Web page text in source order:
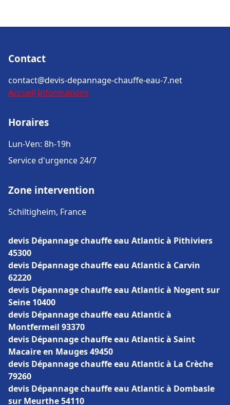
Contact
contact@devis-depannage-chauffe-eau-7.net
Accueil Informations
Horaires
Lun-Ven: 8h-19h
Service d'urgence 24/7
Zone intervention
Schiltigheim, France
devis Dépannage chauffe eau Atlantic à Pithiviers
45300
devis Dépannage chauffe eau Atlantic à Carvin
62220
devis Dépannage chauffe eau Atlantic à Nogent sur
Seine 10400
devis Dépannage chauffe eau Atlantic à
Montfermeil 93370
devis Dépannage chauffe eau Atlantic à Saint
Macaire en Mauges 49450
devis Dépannage chauffe eau Atlantic à La Crèche
79260
devis Dépannage chauffe eau Atlantic à Dombasle
sur Meurthe 54110